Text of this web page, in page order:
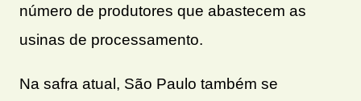
número de produtores que abastecem as
usinas de processamento.
Na safra atual, São Paulo também se